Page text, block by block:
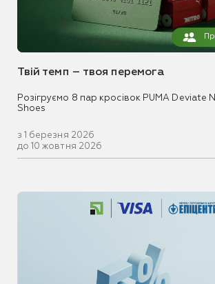
Твій темп – твоя перемога
Розігруємо 8 пар кросівок PUMA Deviate
Shoes
з 1 березня 2026
до 10 жовтня 2026